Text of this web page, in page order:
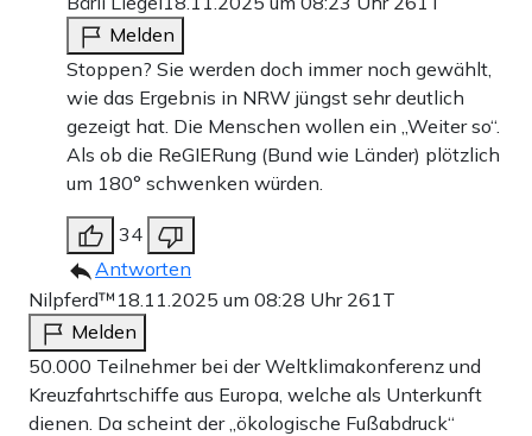
Melden
Stoppen? Sie werden doch immer noch gewählt,
wie das Ergebnis in NRW jüngst sehr deutlich
gezeigt hat. Die Menschen wollen ein „Weiter so“.
Als ob die ReGIERung (Bund wie Länder) plötzlich
um 180° schwenken würden.
34
Antworten
Nilpferd™ 18.11.2025 um 08:28 Uhr 261T
Melden
50.000 Teilnehmer bei der Weltklimakonferenz und
Kreuzfahrtschiffe aus Europa, welche als Unterkunft
dienen. Da scheint der „ökologische Fußabdruck“